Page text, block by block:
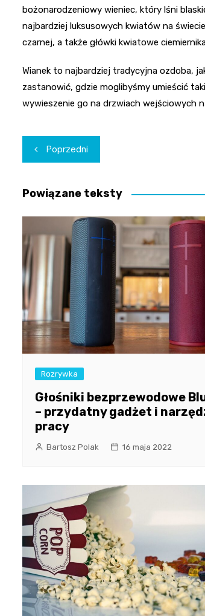
bożonarodzeniowy wieniec, który lśni
najbardziej luksusowych kwiatów na
czarnej, a także główki kwiatowe
Wianek to najbardziej tradycyjna ozdoba,
zastanowić, gdzie moglibyśmy umieścić
wywieszenie go na drzwiach wejściowych
Nawigacja
wpisu
Poprzedni
Powiązane teksty
Rozrywka
Głośniki bezprzewodowe
– przydatny gadżet i
pracy
Bartosz Polak 16 maja 2022